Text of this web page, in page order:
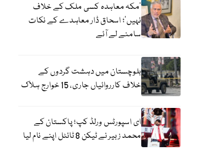
‘مکہ معاہدہ کسی ملک کے خلاف
نہیں’؛ اسحاق ڈار معاہدے کے نکات
سامنے لے آئے
بلوچستان میں دہشت گردوں کے
خلاف کارروائیاں جاری، 15 خوارج ہلاک
ای اسپورٹس ورلڈ کپ؛ پاکستان کے
محمد زبیر نے ٹیکن 8 ٹائٹل اپنے نام لیا